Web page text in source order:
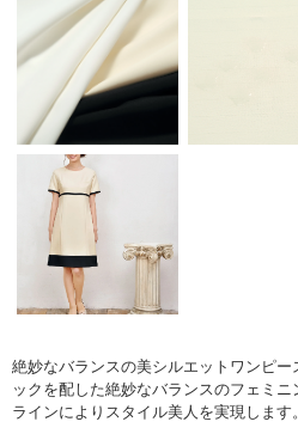
絶妙なバランスの美シルエットワンピー
ックを配した絶妙なバランスのフェミニ
ラインによりスタイル美人を実現します。